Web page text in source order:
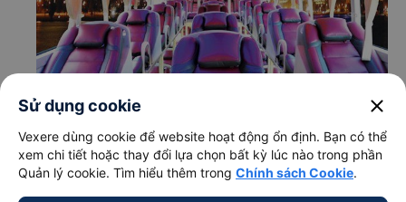
Sử dụng cookie close
Vexere dùng cookie để website hoạt động ổn định. Bạn có thể
xem chi tiết hoặc thay đổi lựa chọn bất kỳ lúc nào trong phần
Quản lý cookie. Tìm hiểu thêm trong Chính sách Cookie.